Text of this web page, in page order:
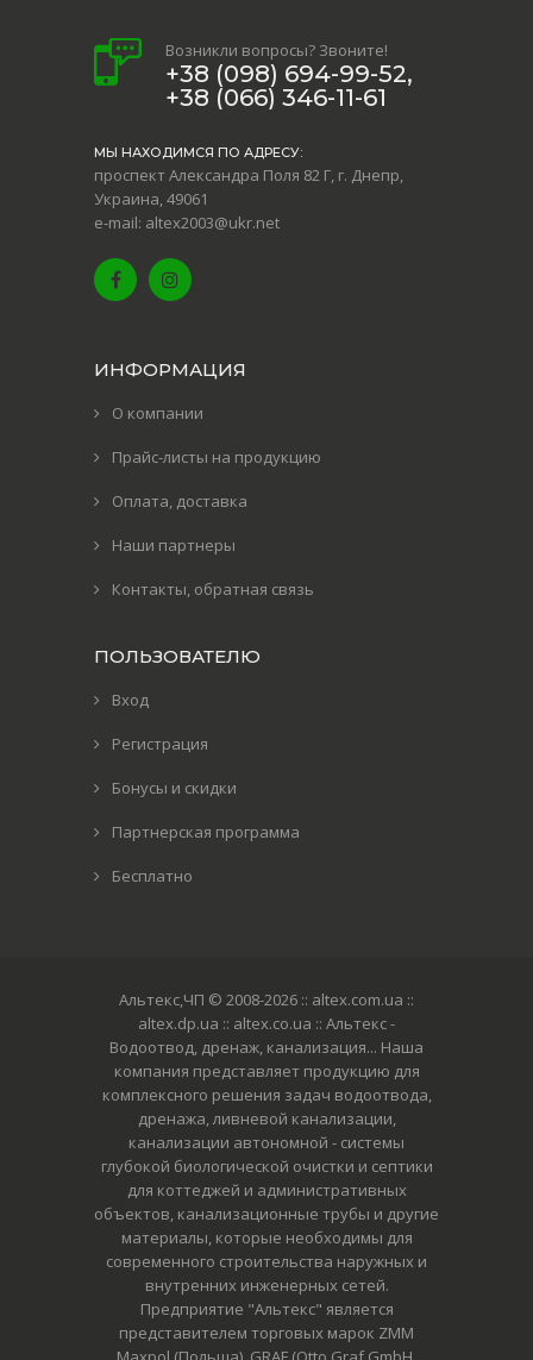
Возникли вопросы? Звоните!
+38 (098) 694-99-52,
+38 (066) 346-11-61
МЫ НАХОДИМСЯ ПО АДРЕСУ:
проспект Александра Поля 82 Г, г. Днепр,
Украина, 49061
e-mail: altex2003@ukr.net
ИНФОРМАЦИЯ
О компании
Прайс-листы на продукцию
Оплата, доставка
Наши партнеры
Контакты, обратная связь
ПОЛЬЗОВАТЕЛЮ
Вход
Регистрация
Бонусы и скидки
Партнерская программа
Бесплатно
Альтекс,ЧП © 2008-2026 :: altex.com.ua ::
altex.dp.ua :: altex.co.ua :: Альтекс -
Водоотвод, дренаж, канализация... Наша
компания представляет продукцию для
комплексного решения задач водоотвода,
дренажа, ливневой канализации,
канализации автономной - системы
глубокой биологической очистки и септики
для коттеджей и административных
объектов, канализационные трубы и другие
материалы, которые необходимы для
современного строительства наружных и
внутренних инженерных сетей.
Предприятие "Альтекс" является
представителем торговых марок ZMM